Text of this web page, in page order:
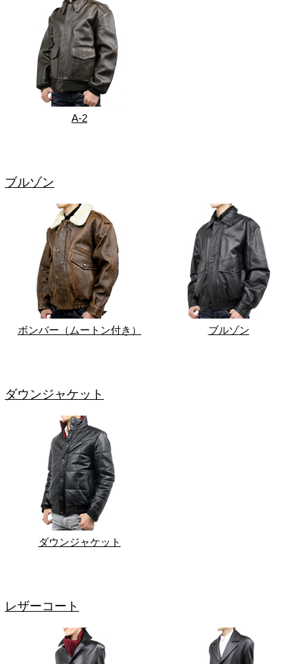
A-2
ブルゾン
ボンバー（ムートン付き） ブルゾン
ダウンジャケット
ダウンジャケット
レザーコート